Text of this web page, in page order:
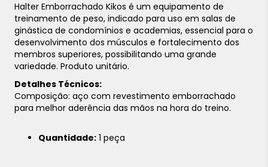
Halter Emborrachado Kikos é um equipamento de
treinamento de peso, indicado para uso em salas de
ginástica de condomínios e academias, essencial para o
desenvolvimento dos músculos e fortalecimento dos
membros superiores, possibilitando uma grande
variedade. Produto unitário.
Detalhes Técnicos:
Composição: aço com revestimento emborrachado
para melhor aderência das mãos na hora do treino.
Quantidade:1 peça